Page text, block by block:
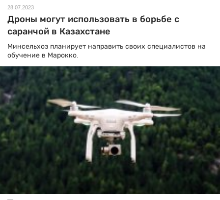
28.07.2023
Дроны могут использовать в борьбе с
саранчой в Казахстане
Минсельхоз планирует направить своих специалистов на
обучение в Марокко.